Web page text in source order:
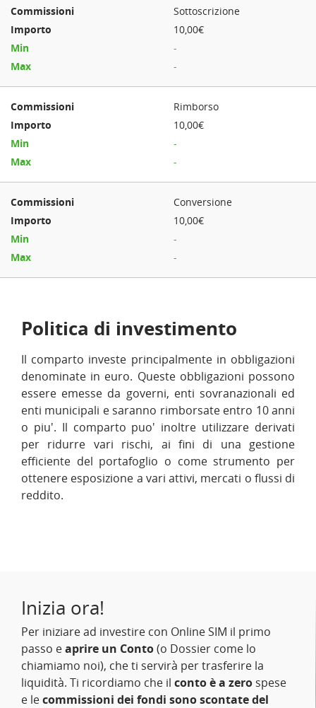
Sottoscrizione
10,00€
-
-
Rimborso
10,00€
-
-
Conversione
10,00€
-
-
Politica di investimento
Il comparto investe principalmente in obbligazioni
denominate in euro. Queste obbligazioni possono
essere emesse da governi, enti sovranazionali ed
enti municipali e saranno rimborsate entro 10 anni
o piu'. Il comparto puo' inoltre utilizzare derivati
per ridurre vari rischi, ai fini di una gestione
efficiente del portafoglio o come strumento per
ottenere esposizione a vari attivi, mercati o flussi di
reddito.
Inizia ora!
Per iniziare ad investire con Online SIM il primo
passo eaprire un Conto(o Dossier come lo
chiamiamo noi), che ti servirà per trasferire la
liquidità. Ti ricordiamo che il conto è a zero spese
e lecommissioni dei fondi sono scontate del